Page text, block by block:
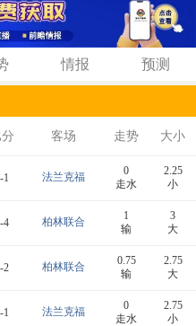
情报 预测
客场 走势 大小
1 法兰克福
0
走水
2.25
小
4 柏林联合
1
输
3
大
2 柏林联合
0.75
输
2.75
大
1 法兰克福
0
走水
2.75
小